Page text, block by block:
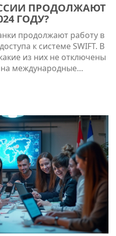
ПРОДОЛЖАЮТ
ГОДУ?
продолжают работу в
к системе SWIFT. В
из них не отключены
на международные
текущего
может быть
личных и деловых
российских банков с